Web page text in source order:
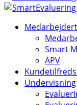
Smart
APV
Undervisning